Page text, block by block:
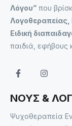
Λόγου” που
Λογοθεραπείας,
Ειδική
παιδιά, εφήβους
ΝΟΥΣ &
Ψυχοθεραπεία